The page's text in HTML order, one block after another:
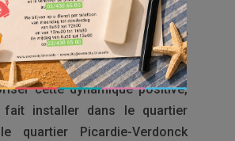
bénéfices : réduction
augmentation de l’activité
cette dynamique positive,
fait installer dans le quartier
quartier Picardie-Verdonck